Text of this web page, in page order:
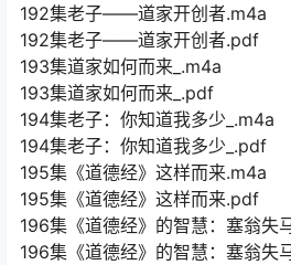
192集老子——道家开创者.m4a
192集老子——道家开创者.pdf
193集道家如何而来_.m4a
193集道家如何而来_.pdf
194集老子：你知道我多少_.m4a
194集老子：你知道我多少_.pdf
195集《道德经》这样而来.m4a
195集《道德经》这样而来.pdf
196集《道德经》的智慧：塞翁失
196集《道德经》的智慧：塞翁失